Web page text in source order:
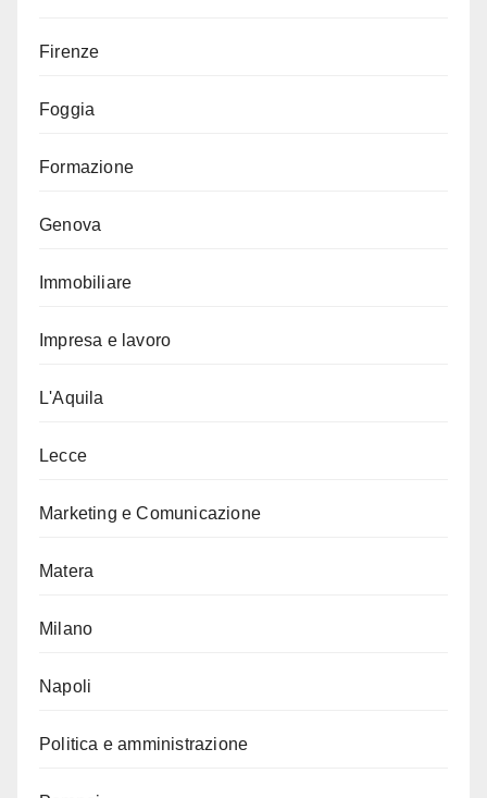
Firenze
Foggia
Formazione
Genova
Immobiliare
Impresa e lavoro
L'Aquila
Lecce
Marketing e Comunicazione
Matera
Milano
Napoli
Politica e amministrazione